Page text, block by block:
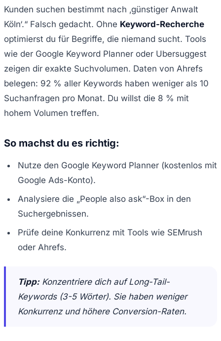
Kunden suchen bestimmt nach ‚günstiger Anwalt
Köln‘.“ Falsch gedacht. Ohne Keyword-Recherche
optimierst du für Begriffe, die niemand sucht. Tools
wie der Google Keyword Planner oder Ubersuggest
zeigen dir exakte Suchvolumen. Daten von Ahrefs
belegen: 92 % aller Keywords haben weniger als 10
Suchanfragen pro Monat. Du willst die 8 % mit
hohem Volumen treffen.
So machst du es richtig:
Nutze den Google Keyword Planner (kostenlos mit
Google Ads-Konto).
Analysiere die „People also ask“-Box in den
Suchergebnissen.
Prüfe deine Konkurrenz mit Tools wie SEMrush
oder Ahrefs.
Tipp:Konzentriere dich auf Long-Tail-
Keywords (3-5 Wörter). Sie haben weniger
Konkurrenz und höhere Conversion-Raten.